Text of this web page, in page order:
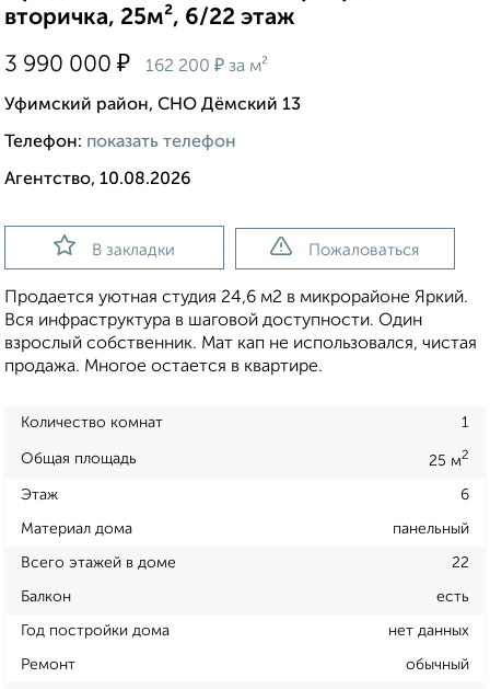
вторичка, 25м², 6/22 этаж
3 990 000 ₽ 162 200 ₽ за м²
Уфимский район, СНО Дёмский 13
Телефон: показать телефон
Агентство, 10.08.2026
В закладки Пожаловаться
Продается уютная студия 24,6 м2 в микрорайоне Яркий.
Вся инфраструктура в шаговой доступности. Один
взрослый собственник. Мат кап не использовался, чистая
продажа. Многое остается в квартире.
Количество комнат 1
Общая площадь 25 м2
Этаж 6
Материал дома панельный
Всего этажей в доме 22
Балкон есть
Год постройки дома нет данных
Ремонт обычный